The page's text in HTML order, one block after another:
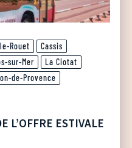
Rouet
Cassis
sur-Mer
La Ciotat
de-Provence
L’OFFRE ESTIVALE